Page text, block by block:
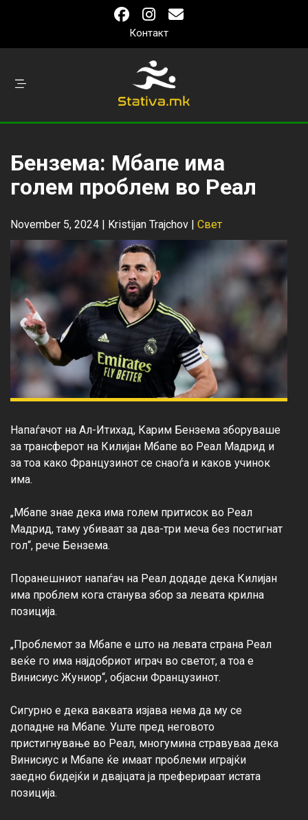
Контакт
Бензема: Мбапе има
голем проблем во Реал
November 5, 2024 | Kristijan Trajchov | Свет
Напаѓачот на Ал-Итихад, Карим Бензема зборуваше
за трансферот на Килијан Мбапе во Реал Мадрид и
за тоа како Французинот се снаоѓа и каков учинок
има.
„Мбапе знае дека има голем притисок во Реал
Мадрид, таму убиваат за два-три меча без постигнат
гол“, рече Бензема.
Поранешниот напаѓач на Реал додаде дека Килијан
има проблем кога станува збор за левата крилна
позиција.
„Проблемот за Мбапе е што на левата страна Реал
веќе го има најдобриот играч во светот, а тоа е
Винисиус Жуниор“, објасни Французинот.
Сигурно е дека ваквата изјава нема да му се
допадне на Мбапе. Уште пред неговото
пристигнување во Реал, многумина стравуваа дека
Винисиус и Мбапе ќе имаат проблеми играјќи
заедно бидејќи и двајцата ја преферираат истата
позиција.